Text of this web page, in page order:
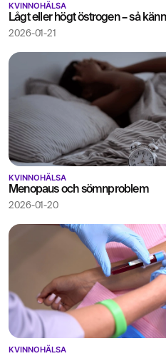
KVINNOHÄLSA
Lågt eller högt östrogen – så
2026-01-21
KVINNOHÄLSA
Menopaus och sömnproblem
2026-01-20
KVINNOHÄLSA